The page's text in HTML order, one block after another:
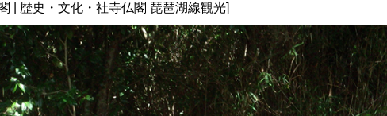
| 歴史・文化・社寺仏閣 琵琶湖線観光]